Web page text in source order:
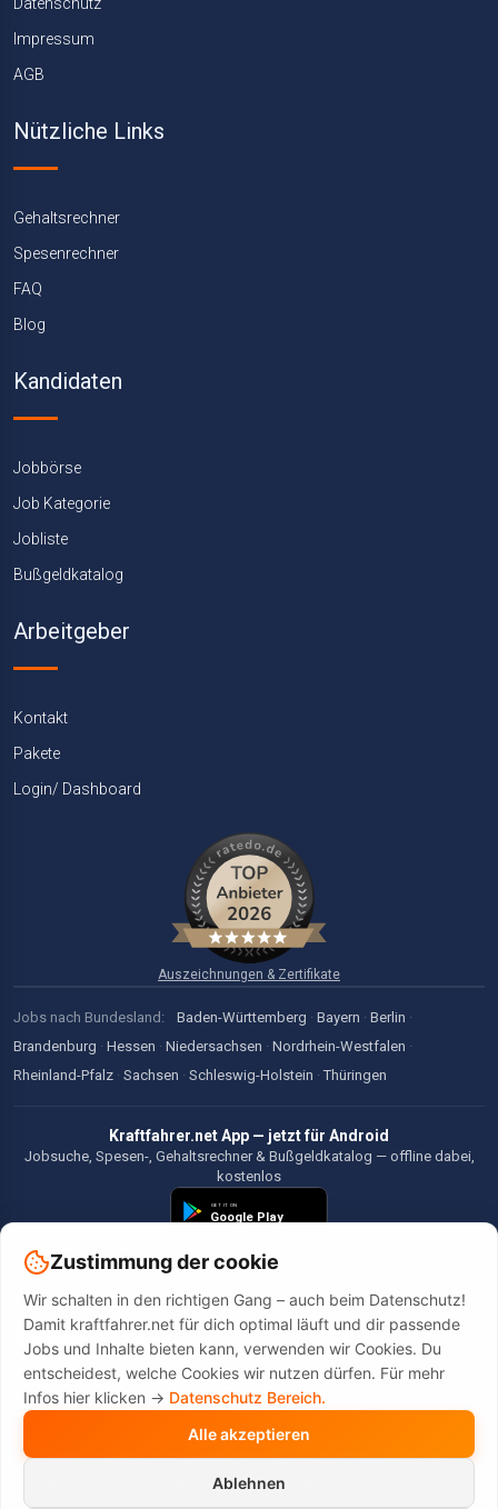
Impressum
AGB
Nützliche Links
Gehaltsrechner
Spesenrechner
FAQ
Blog
Kandidaten
Jobbörse
Job Kategorie
Jobliste
Bußgeldkatalog
Arbeitgeber
Kontakt
Pakete
Login/ Dashboard
Auszeichnungen & Zertifikate
Jobs nach Bundesland: Baden-Württemberg · Bayern · Berlin ·
Brandenburg · Hessen · Niedersachsen · Nordrhein-Westfalen ·
Rheinland-Pfalz · Sachsen · Schleswig-Holstein · Thüringen
Kraftfahrer.net App — jetzt für Android
Jobsuche, Spesen-, Gehaltsrechner & Bußgeldkatalog — offline dabei,
kostenlos
©2026 Kraftfahrer.net. Alle Rechte vorbehalten.
Diese Website wird durch reCAPTCHA geschützt. Es gelten die
undNutzungsbedingungen
Zustimmung der cookie
Wir schalten in den richtigen Gang – auch beim Datenschutz!
Damit kraftfahrer.net für dich optimal läuft und dir passende
Jobs und Inhalte bieten kann, verwenden wir Cookies. Du
entscheidest, welche Cookies wir nutzen dürfen. Für mehr
Infos hier klicken -> Datenschutz Bereich.
Alle akzeptieren
Ablehnen